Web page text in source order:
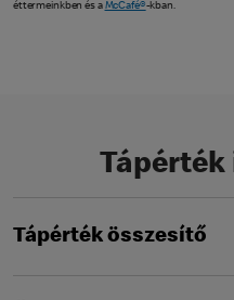
éttermeinkben és a McCafé®-kban.
Tápérték összesítő